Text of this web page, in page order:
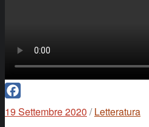
Facebook
19 Settembre 2020 / Letteratura